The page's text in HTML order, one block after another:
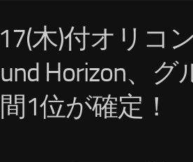
木)付オリコ
Horizon、
1位が確定！